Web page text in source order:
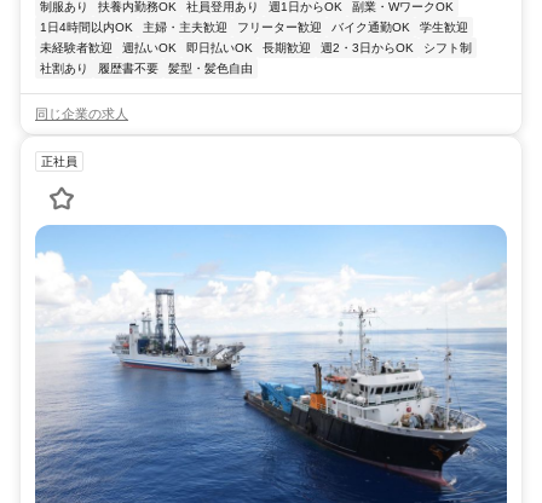
制服あり 扶養内勤務OK 社員登用あり 週1日からOK
副業・WワークOK
1日4時間以内OK
主婦・主夫歓迎 フリーター歓迎 バイク通勤OK
学生歓迎
未経験者歓迎
週払いOK 即日払いOK 長期歓迎 週2・3日からOK
シフト制
社割あり
履歴書不要 髪型・髪色自由
同じ企業の求人
正社員